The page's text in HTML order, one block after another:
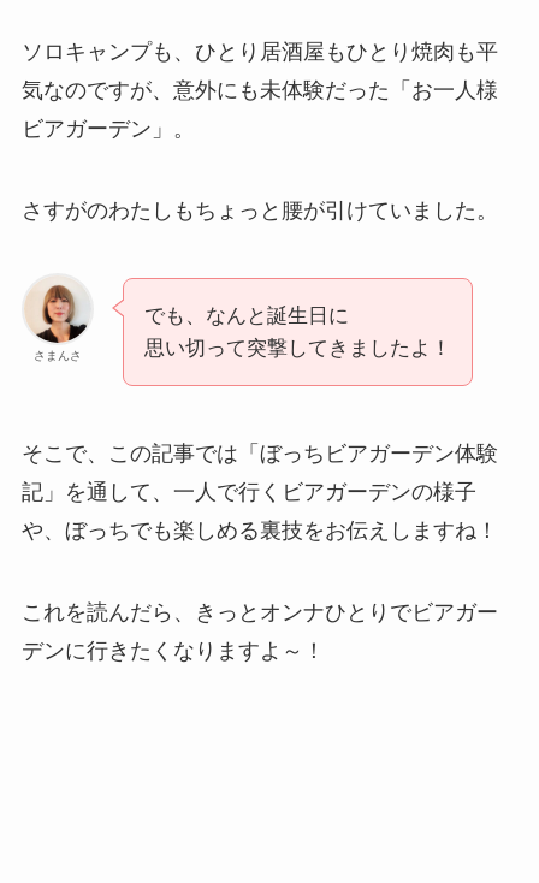
ソロキャンプも、ひとり居酒屋もひとり焼肉も平
気なのですが、意外にも未体験だった「お一人様
ビアガーデン」。
さすがのわたしもちょっと腰が引けていました。
さまんさ
でも、なんと誕生日に
思い切って突撃してきましたよ！
そこで、この記事では「ぼっちビアガーデン体験
記」を通して、一人で行くビアガーデンの様子
や、ぼっちでも楽しめる裏技をお伝えしますね！
これを読んだら、きっとオンナひとりでビアガー
デンに行きたくなりますよ～！